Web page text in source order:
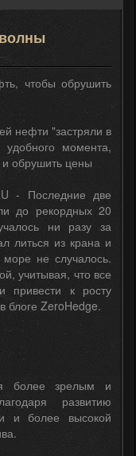
чтобы обрушить
нефти "застряли в
момента,
обрушить цены
- Последние две
до рекордных 20
ни разу за
литься из крана и
не случалось.
учитывая, что все
привести к росту
блоге ZeroHedge.
более зрелым и
развитию
и более высокой